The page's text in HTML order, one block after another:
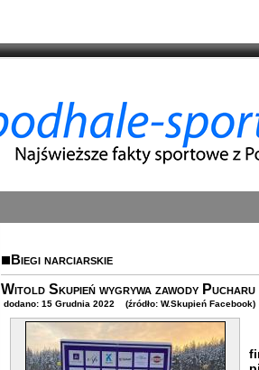
Biegi narciarskie
Witold Skupień wygrywa zawody
dodano: 15 Grudnia 2022 (źródło: W.Skupień Facebook)